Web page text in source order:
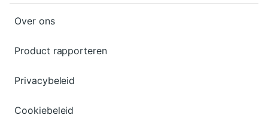
Over ons
Product rapporteren
Privacybeleid
Cookiebeleid